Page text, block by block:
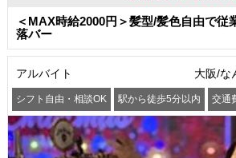
＜MAX時給2000円＞髪型/髪色自由で従
落バー
アルバイト 大阪/な
シフト自由・相談OK 駅から徒歩5分以内 交通